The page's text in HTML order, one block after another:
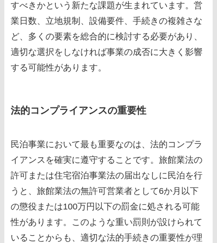
すべきかという新たな課題が生まれています。営
業日数、立地規制、設備要件、手続きの複雑さな
ど、多くの要素を総合的に検討する必要があり、
適切な選択をしなければ事業の成否に大きく影響
する可能性があります。
法的コンプライアンスの重要性
民泊事業において最も重要なのは、法的コンプラ
イアンスを確実に遵守することです。旅館業法の
許可または住宅宿泊事業法の届出なしに民泊を行
うと、旅館業法の無許可営業者として6か月以下
の懲役または100万円以下の罰金に処される可能
性があります。このような重い罰則が設けられて
いることからも、適切な法的手続きの重要性が理